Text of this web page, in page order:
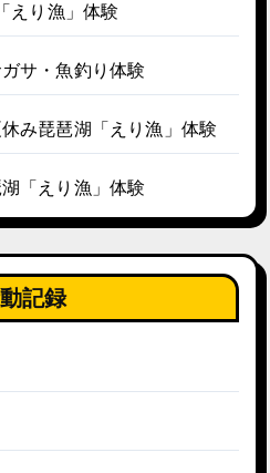
えり漁」体験
サ・魚釣り体験
み琵琶湖「えり漁」体験
「えり漁」体験
記録